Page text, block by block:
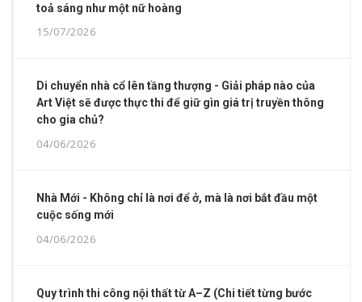
toả sáng như một nữ hoàng
15/07/2026
Di chuyển nhà cổ lên tầng thượng - Giải pháp nào của
Art Việt sẽ được thực thi để giữ gìn giá trị truyền thông
cho gia chủ?
04/06/2026
Nhà Mới - Không chỉ là nơi để ở, mà là nơi bắt đầu một
cuộc sống mới
04/06/2026
Quy trình thi công nội thất từ A–Z (Chi tiết từng bước